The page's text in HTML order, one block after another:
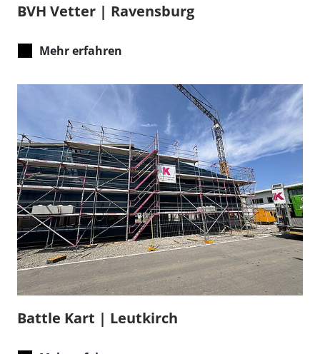
BVH Vetter | Ravensburg
Mehr erfahren
Battle Kart | Leutkirch